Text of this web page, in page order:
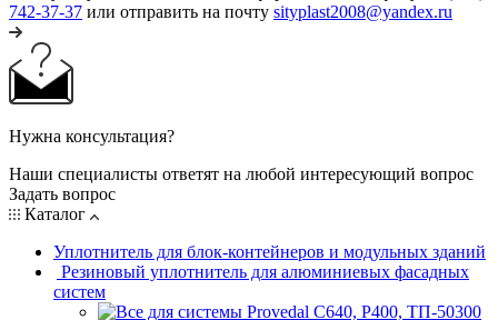
742-37-37 или отправить на почту sityplast2008@yandex.ru
Нужна консультация?
Наши специалисты ответят на любой интересующий вопрос
Задать вопрос
Каталог
Уплотнитель для блок-контейнеров и модульных зданий
Резиновый уплотнитель для алюминиевых фасадных
систем